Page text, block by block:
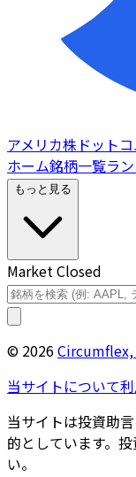
アメリカ株ドット
ホーム銘柄一覧ラ
もっと見る
Market Closed
© 2026Circumflex,
当サイトについて
当サイトは投資助
的としています。
い。